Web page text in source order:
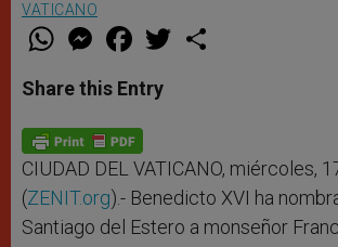
VATICANO
W
t
s
p
p
M
e
s
e
g
e
r
F
a
e
b
o
k
w
Share this Entry
CIUDAD DEL VATICANO, miércoles,
(ZENIT.org).- Benedicto XVI ha
Santiago del Estero a monseñor